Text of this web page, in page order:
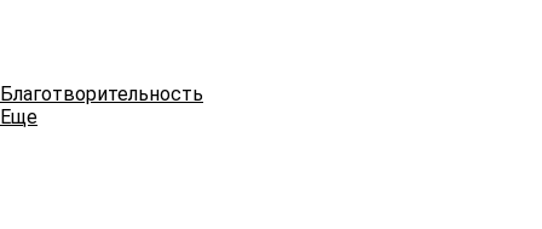
Благотворительность
Еще